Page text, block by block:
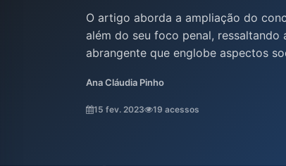
O artigo aborda a ampliação do
além do seu foco penal,
abrangente que englobe aspectos
entendimento das múltiplas
de forma comprometida em favor da
Ana Cláudia Pinho
15 fev. 2023 19 acessos